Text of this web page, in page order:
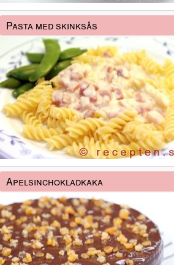
Pasta med skinksås
Apelsinchokladkaka